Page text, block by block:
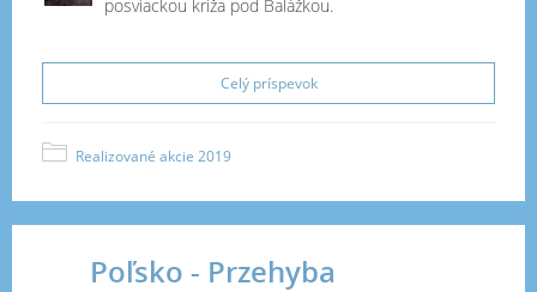
posviackou kríža pod Balážkou.
Celý príspevok
Realizované akcie 2019
Poľsko - Przehyba